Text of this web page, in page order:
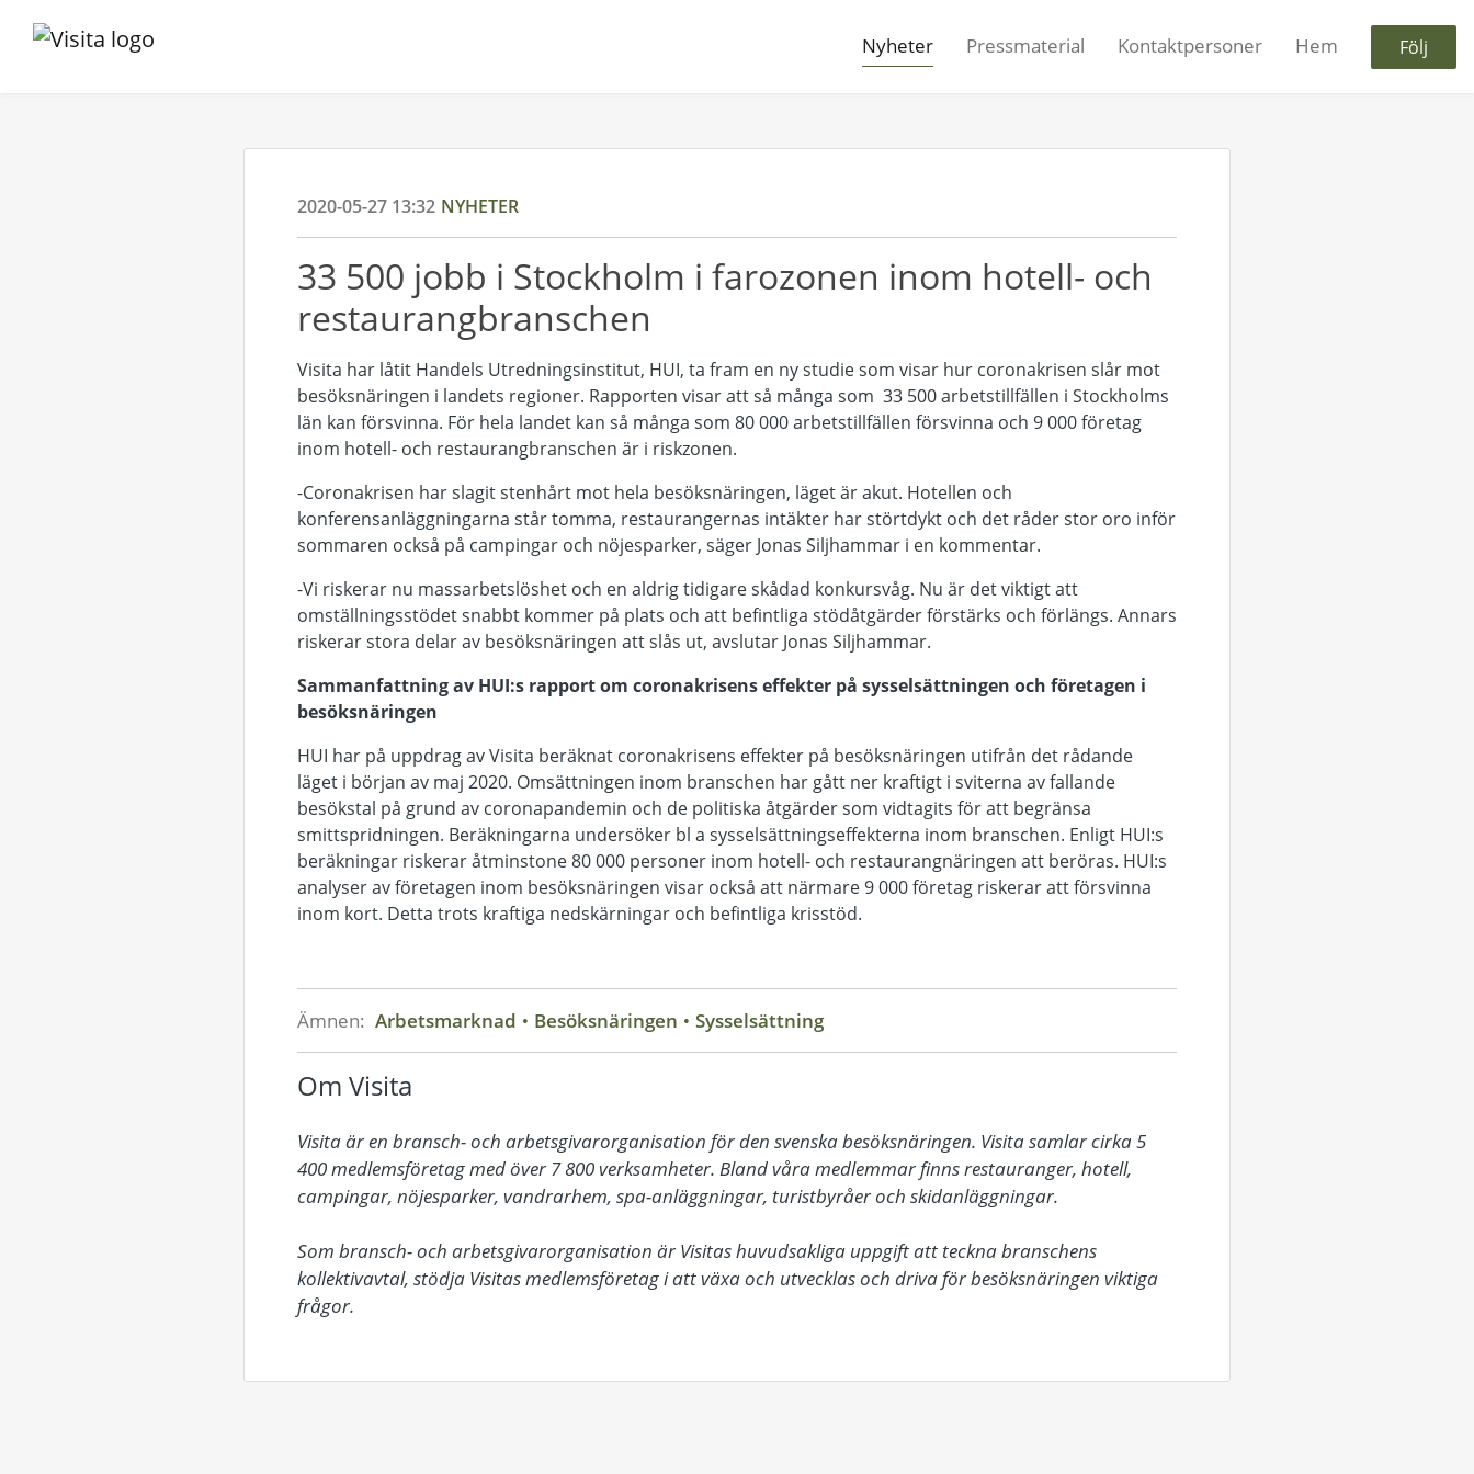
Nyheter Pressmaterial Kontaktpersoner Hem Följ
2020-05-27 13:32 NYHETER
33 500 jobb i Stockholm i farozonen inom hotell- och
restaurangbranschen
Visita har låtit Handels Utredningsinstitut, HUI, ta fram en ny studie som visar hur coronakrisen slår mot
besöksnäringen i landets regioner. Rapporten visar att så många som 33 500 arbetstillfällen i Stockholms
län kan försvinna. För hela landet kan så många som 80 000 arbetstillfällen försvinna och 9 000 företag
inom hotell- och restaurangbranschen är i riskzonen.
-Coronakrisen har slagit stenhårt mot hela besöksnäringen, läget är akut. Hotellen och
konferensanläggningarna står tomma, restaurangernas intäkter har störtdykt och det råder stor oro inför
sommaren också på campingar och nöjesparker, säger Jonas Siljhammar i en kommentar.
-Vi riskerar nu massarbetslöshet och en aldrig tidigare skådad konkursvåg. Nu är det viktigt att
omställningsstödet snabbt kommer på plats och att befintliga stödåtgärder förstärks och förlängs. Annars
riskerar stora delar av besöksnäringen att slås ut, avslutar Jonas Siljhammar.
Sammanfattning av HUI:s rapport om coronakrisens effekter på sysselsättningen och företagen i
besöksnäringen
HUI har på uppdrag av Visita beräknat coronakrisens effekter på besöksnäringen utifrån det rådande
läget i början av maj 2020. Omsättningen inom branschen har gått ner kraftigt i sviterna av fallande
besökstal på grund av coronapandemin och de politiska åtgärder som vidtagits för att begränsa
smittspridningen. Beräkningarna undersöker bl a sysselsättningseffekterna inom branschen. Enligt HUI:s
beräkningar riskerar åtminstone 80 000 personer inom hotell- och restaurangnäringen att beröras. HUI:s
analyser av företagen inom besöksnäringen visar också att närmare 9 000 företag riskerar att försvinna
inom kort. Detta trots kraftiga nedskärningar och befintliga krisstöd.
Ämnen: Arbetsmarknad Besöksnäringen Sysselsättning
Om Visita
Visita är en bransch- och arbetsgivarorganisation för den svenska besöksnäringen. Visita samlar cirka 5
400 medlemsföretag med över 7 800 verksamheter. Bland våra medlemmar finns restauranger, hotell,
campingar, nöjesparker, vandrarhem, spa-anläggningar, turistbyråer och skidanläggningar.
Som bransch- och arbetsgivarorganisation är Visitas huvudsakliga uppgift att teckna branschens
kollektivavtal, stödja Visitas medlemsföretag i att växa och utvecklas och driva för besöksnäringen viktiga
frågor.